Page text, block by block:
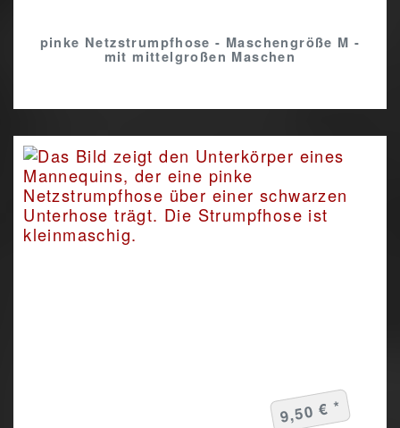
pinke Netzstrumpfhose - Maschengröße M -
mit mittelgroßen Maschen
9,50 € *